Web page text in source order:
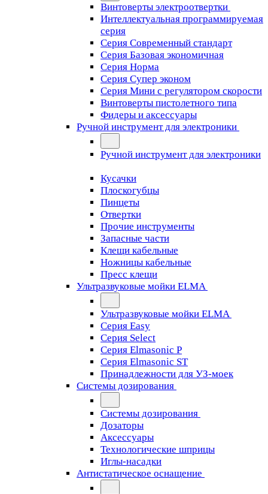
Винтоверты электроотвертки
Интеллектуальная программируемая
серия
Серия Современный стандарт
Серия Базовая экономичная
Серия Норма
Серия Cупер эконом
Серия Мини с регулятором скорости
Винтоверты пистолетного типа
Фидеры и аксессуары
Ручной инструмент для электроники
Ручной инструмент для электроники
Кусачки
Плоскогубцы
Пинцеты
Отвертки
Прочие инструменты
Запасные части
Клещи кабельные
Ножницы кабельные
Пресс клещи
Ультразвуковые мойки ELMA
Ультразвуковые мойки ELMA
Серия Easy
Серия Select
Серия Elmasonic P
Серия Elmasonic ST
Принадлежности для УЗ-моек
Системы дозирования
Системы дозирования
Дозаторы
Аксессуары
Технологические шприцы
Иглы-насадки
Антистатическое оснащение